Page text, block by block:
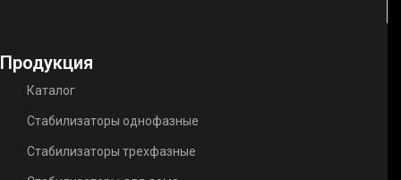
Продукция
Каталог
Стабилизаторы однофазные
Стабилизаторы трехфазные